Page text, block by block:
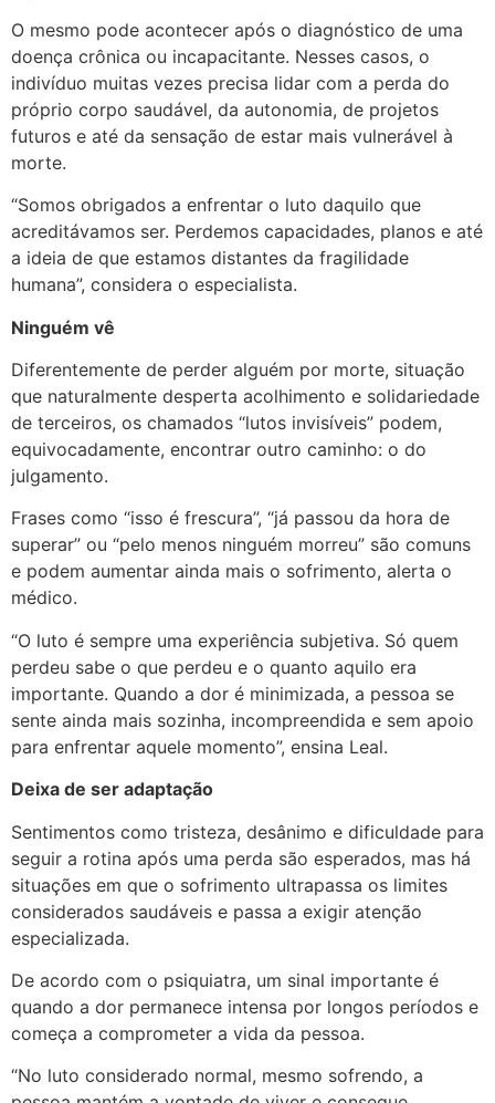
O mesmo pode acontecer após o diagnóstico de uma
doença crônica ou incapacitante. Nesses casos, o
indivíduo muitas vezes precisa lidar com a perda do
próprio corpo saudável, da autonomia, de projetos
futuros e até da sensação de estar mais vulnerável à
morte.
“Somos obrigados a enfrentar o luto daquilo que
acreditávamos ser. Perdemos capacidades, planos e até
a ideia de que estamos distantes da fragilidade
humana”, considera o especialista.
Ninguém vê
Diferentemente de perder alguém por morte, situação
que naturalmente desperta acolhimento e solidariedade
de terceiros, os chamados “lutos invisíveis” podem,
equivocadamente, encontrar outro caminho: o do
julgamento.
Frases como “isso é frescura”, “já passou da hora de
superar” ou “pelo menos ninguém morreu” são comuns
e podem aumentar ainda mais o sofrimento, alerta o
médico.
“O luto é sempre uma experiência subjetiva. Só quem
perdeu sabe o que perdeu e o quanto aquilo era
importante. Quando a dor é minimizada, a pessoa se
sente ainda mais sozinha, incompreendida e sem apoio
para enfrentar aquele momento”, ensina Leal.
Deixa de ser adaptação
Sentimentos como tristeza, desânimo e dificuldade para
seguir a rotina após uma perda são esperados, mas há
situações em que o sofrimento ultrapassa os limites
considerados saudáveis e passa a exigir atenção
especializada.
De acordo com o psiquiatra, um sinal importante é
quando a dor permanece intensa por longos períodos e
começa a comprometer a vida da pessoa.
“No luto considerado normal, mesmo sofrendo, a